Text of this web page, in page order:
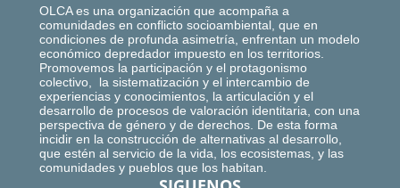
OLCA es una organización que acompaña a
comunidades en conflicto socioambiental, que en
condiciones de profunda asimetría, enfrentan un modelo
económico depredador impuesto en los territorios.
Promovemos la participación y el protagonismo
colectivo, la sistematización y el intercambio de
experiencias y conocimientos, la articulación y el
desarrollo de procesos de valoración identitaria, con una
perspectiva de género y de derechos. De esta forma
incidir en la construcción de alternativas al desarrollo,
que estén al servicio de la vida, los ecosistemas, y las
comunidades y pueblos que los habitan.